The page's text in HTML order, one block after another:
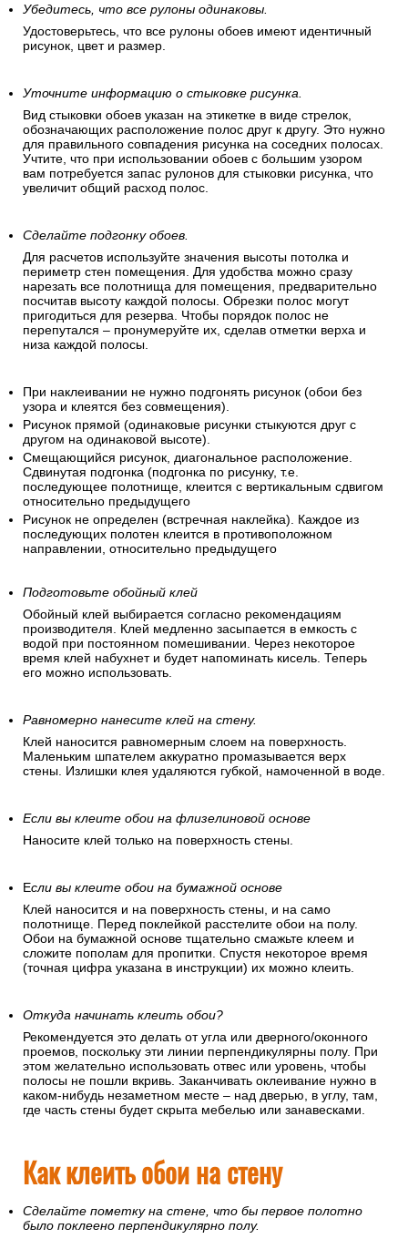
Убедитесь, что все рулоны одинаковы.
Удостоверьтесь, что все рулоны обоев имеют идентичный
рисунок, цвет и размер.
Уточните информацию о стыковке рисунка.
Вид стыковки обоев указан на этикетке в виде стрелок,
обозначающих расположение полос друг к другу. Это нужно
для правильного совпадения рисунка на соседних полосах.
Учтите, что при использовании обоев с большим узором
вам потребуется запас рулонов для стыковки рисунка, что
увеличит общий расход полос.
Сделайте подгонку обоев.
Для расчетов используйте значения высоты потолка и
периметр стен помещения. Для удобства можно сразу
нарезать все полотнища для помещения, предварительно
посчитав высоту каждой полосы. Обрезки полос могут
пригодиться для резерва. Чтобы порядок полос не
перепутался – пронумеруйте их, сделав отметки верха и
низа каждой полосы.
При наклеивании не нужно подгонять рисунок (обои без
узора и клеятся без совмещения).
Рисунок прямой (одинаковые рисунки стыкуются друг с
другом на одинаковой высоте).
Смещающийся рисунок, диагональное расположение.
Сдвинутая подгонка (подгонка по рисунку, т.е.
последующее полотнище, клеится с вертикальным сдвигом
относительно предыдущего
Рисунок не определен (встречная наклейка). Каждое из
последующих полотен клеится в противоположном
направлении, относительно предыдущего
Подготовьте обойный клей
Обойный клей выбирается согласно рекомендациям
производителя. Клей медленно засыпается в емкость с
водой при постоянном помешивании. Через некоторое
время клей набухнет и будет напоминать кисель. Теперь
его можно использовать.
Равномерно нанесите клей на стену.
Клей наносится равномерным слоем на поверхность.
Маленьким шпателем аккуратно промазывается верх
стены. Излишки клея удаляются губкой, намоченной в воде.
Если вы клеите обои на флизелиновой основе
Наносите клей только на поверхность стены.
Если вы клеите обои на бумажной основе
Клей наносится и на поверхность стены, и на само
полотнище. Перед поклейкой расстелите обои на полу.
Обои на бумажной основе тщательно смажьте клеем и
сложите пополам для пропитки. Спустя некоторое время
(точная цифра указана в инструкции) их можно клеить.
Откуда начинать клеить обои?
Рекомендуется это делать от угла или дверного/оконного
проемов, поскольку эти линии перпендикулярны полу. При
этом желательно использовать отвес или уровень, чтобы
полосы не пошли вкривь. Заканчивать оклеивание нужно в
каком-нибудь незаметном месте – над дверью, в углу, там,
где часть стены будет скрыта мебелью или занавесками.
Как клеить обои на стену
Сделайте пометку на стене, что бы первое полотно
было поклеено перпендикулярно полу.